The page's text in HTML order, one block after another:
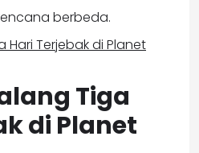
berbeda.
Tiga
di Planet